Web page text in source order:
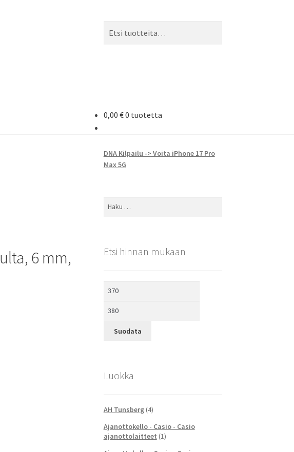
0,00 €0 tuotetta
6 mm,
DNA Kilpailu -> Voita iPhone 17 Pro
Max 5G
Haku:
Etsi hinnan mukaan
Suodata
Luokka
AH Tunsberg (4)
Ajanottokello - Casio - Casio
ajanottolaitteet (1)